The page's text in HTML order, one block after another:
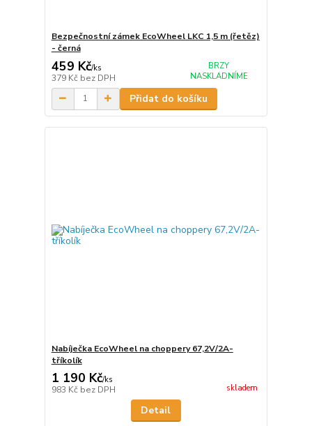
Bezpečnostní zámek EcoWheel LKC 1,5 m (řetěz)
- černá
459 Kč/ks
379 Kč bez DPH
BRZY
NASKLADNÍME
Přidat do košíku
Nabíječka EcoWheel na choppery 67,2V/2A-
tříkolík
1 190 Kč/ks
983 Kč bez DPH skladem
Detail